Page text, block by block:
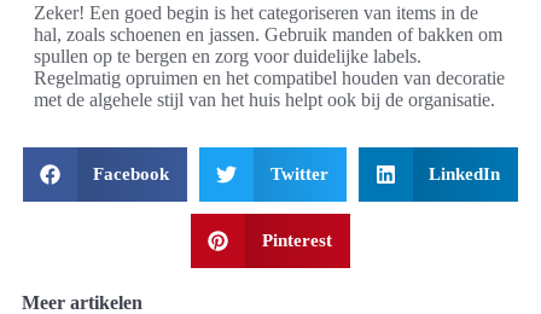
Zeker! Een goed begin is het categoriseren van items in de
hal, zoals schoenen en jassen. Gebruik manden of bakken om
spullen op te bergen en zorg voor duidelijke labels.
Regelmatig opruimen en het compatibel houden van decoratie
met de algehele stijl van het huis helpt ook bij de organisatie.
Facebook Twitter LinkedIn
Pinterest
Meer artikelen